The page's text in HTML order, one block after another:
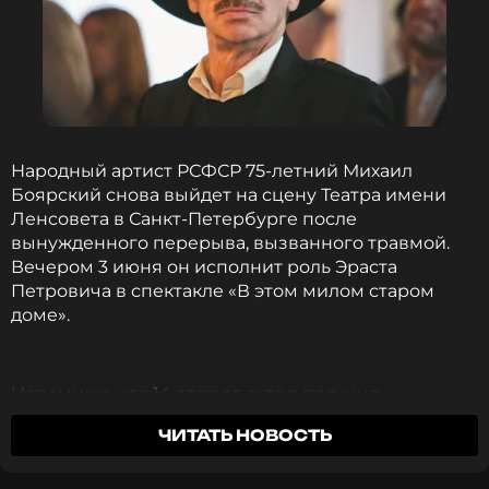
Народный артист РСФСР 75-летний Михаил
Боярский снова выйдет на сцену Театра имени
Ленсовета в Санкт-Петербурге после
вынужденного перерыва, вызванного травмой.
Вечером 3 июня он исполнит роль Эраста
Петровича в спектакле «В этом милом старом
доме».
Напомним, что 14 апреля актер получил
серьезные повреждения - перелом ребра и ушиб
легкого после падения в театре. Боярский
ЧИТАТЬ НОВОСТЬ